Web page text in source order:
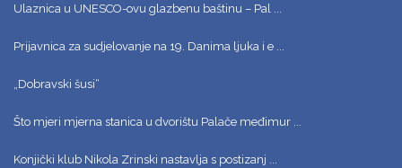
Ulaznica u UNESCO-ovu glazbenu baštinu – Pal ...
Prijavnica za sudjelovanje na 19. Danima ljuka i e ...
„Dobravski šusi“
Što mjeri mjerna stanica u dvorištu Palače međimur ...
Konjički klub Nikola Zrinski nastavlja s postizanj ...